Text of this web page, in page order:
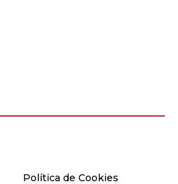
Política de Cookies